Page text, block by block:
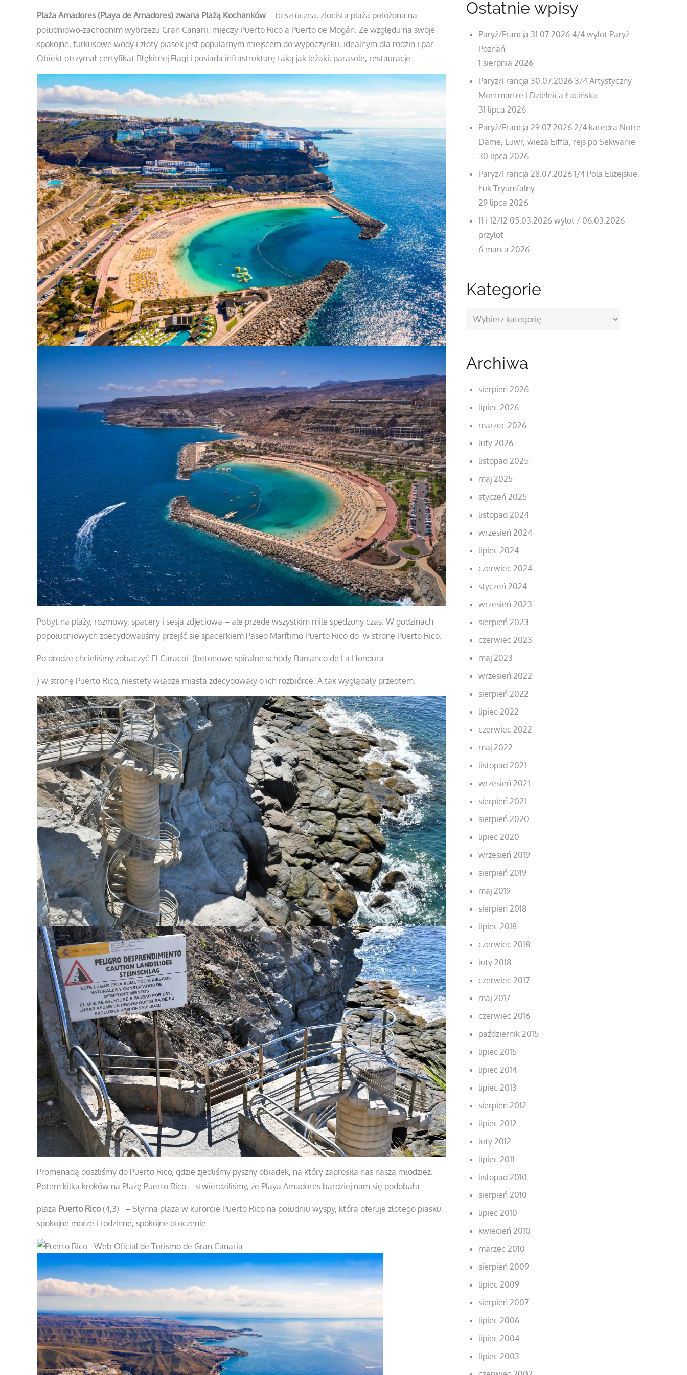
Plaża Amadores (Playa de Amadores) zwana Plażą Kochanków – to sztuczna, złocista plaża położona na
południowo-zachodnim wybrzeżu Gran Canarii, między Puerto Rico a Puerto de Mogán. Ze względu na swoje
spokojne, turkusowe wody i złoty piasek jest popularnym miejscem do wypoczynku, idealnym dla rodzin i par.
Obiekt otrzymał certyfikat Błękitnej Flagi i posiada infrastrukturę taką jak leżaki, parasole, restauracje.
Pobyt na plaży, rozmowy, spacery i sesja zdjęciowa – ale przede wszystkim mile spędzony czas. W godzinach
popołudniowych zdecydowaliśmy przejść się spacerkiem Paseo Marítimo Puerto Rico do w stronę Puerto Rico.
Po drodze chcieliśmy zobaczyć El Caracol (betonowe spiralne schody-Barranco de La Hondura
) w stronę Puerto Rico, niestety władze miasta zdecydowały o ich rozbiórce. A tak wyglądały przedtem.
Promenadą doszliśmy do Puerto Rico, gdzie zjedliśmy pyszny obiadek, na który zaprosiła nas nasza młodzież.
Potem kilka kroków na Plażę Puerto Rico – stwierdziliśmy, że Playa Amadores bardziej nam się podobała.
plaża Puerto Rico(4,3) – Słynna plaża w kurorcie Puerto Rico na południu wyspy, która oferuje złotego piasku,
spokojne morze i rodzinne, spokojne otoczenie.
Ostatnie wpisy
Paryż/Francja 31.07.2026 4/4 wylot Paryż-
Poznań
1 sierpnia 2026
Paryż/Francja 30.07.2026 3/4 Artystyczny
Montmartre i Dzielnica Łacińska
31 lipca 2026
Paryż/Francja 29.07.2026 2/4 katedra Notre
Dame, Luwr, wieża Eiffla, rejs po Sekwanie
30 lipca 2026
Paryż/Francja 28.07.2026 1/4 Pola Elizejskie,
Łuk Tryumfalny
29 lipca 2026
11 i 12/12 05.03.2026 wylot / 06.03.2026
przylot
6 marca 2026
Kategorie
Kategorie
Archiwa
sierpień 2026
lipiec 2026
marzec 2026
luty 2026
listopad 2025
maj 2025
styczeń 2025
listopad 2024
wrzesień 2024
lipiec 2024
czerwiec 2024
styczeń 2024
wrzesień 2023
sierpień 2023
czerwiec 2023
maj 2023
wrzesień 2022
sierpień 2022
lipiec 2022
czerwiec 2022
maj 2022
listopad 2021
wrzesień 2021
sierpień 2021
sierpień 2020
lipiec 2020
wrzesień 2019
sierpień 2019
maj 2019
sierpień 2018
lipiec 2018
czerwiec 2018
luty 2018
czerwiec 2017
maj 2017
czerwiec 2016
październik 2015
lipiec 2015
lipiec 2014
lipiec 2013
sierpień 2012
lipiec 2012
luty 2012
lipiec 2011
listopad 2010
sierpień 2010
lipiec 2010
kwiecień 2010
marzec 2010
sierpień 2009
lipiec 2009
sierpień 2007
lipiec 2006
lipiec 2004
lipiec 2003